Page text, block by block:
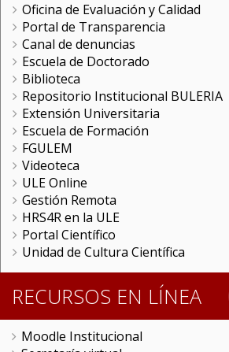
Oficina de Evaluación y Calidad
Portal de Transparencia
Canal de denuncias
Escuela de Doctorado
Biblioteca
Repositorio Institucional BULERIA
Extensión Universitaria
Escuela de Formación
FGULEM
Videoteca
ULE Online
Gestión Remota
HRS4R en la ULE
Portal Científico
Unidad de Cultura Científica
RECURSOS EN LÍNEA
Moodle Institucional